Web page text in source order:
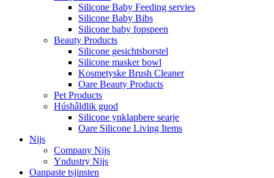
Silicone Baby Feeding servies
Silicone Baby Bibs
Silicone baby fopspeen
Beauty Products
Silicone gesichtsborstel
Silicone masker bowl
Kosmetyske Brush Cleaner
Oare Beauty Products
Pet Products
Húshâldlik guod
Silicone ynklapbere searje
Oare Silicone Living Items
Nijs
Company Nijs
Yndustry Nijs
Oanpaste tsjinsten